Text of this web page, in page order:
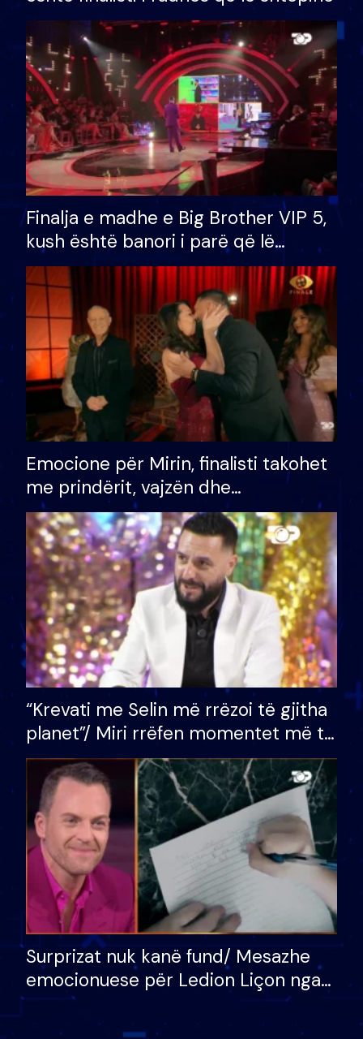
Finalja e madhe e Big Brother VIP 5,
kush është banori i parë që lë
shtëpinë dhe humb mundësinë për
të fituar çmimin e madh
Emocione për Mirin, finalisti takohet
me prindërit, vajzën dhe
bashkëshorten: S’kemi ndonjë letër
divorci apo jo?
“Krevati me Selin më rrëzoi të gjitha
planet”/ Miri rrëfen momentet më të
bukura në shtëpinë e BB VIP: Do më
mungojë zilja e mëngjesit kur…
Surprizat nuk kanë fund/ Mesazhe
emocionuese për Ledion Liçon nga
nëna dhe fëmijët e tij, moderatori
nuk i mban dot lotët: Nuk meritoj…